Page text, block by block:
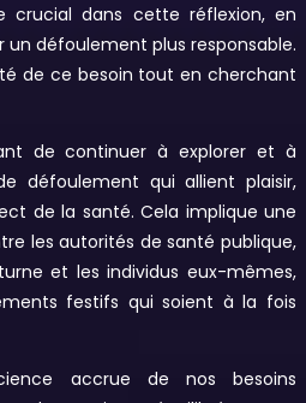
crucial dans cette réflexion, en
un défoulement plus responsable.
de ce besoin tout en cherchant
de continuer à explorer et à
défoulement qui allient plaisir,
de la santé. Cela implique une
les autorités de santé publique,
et les individus eux-mêmes,
festifs qui soient à la fois
accrue de nos besoins